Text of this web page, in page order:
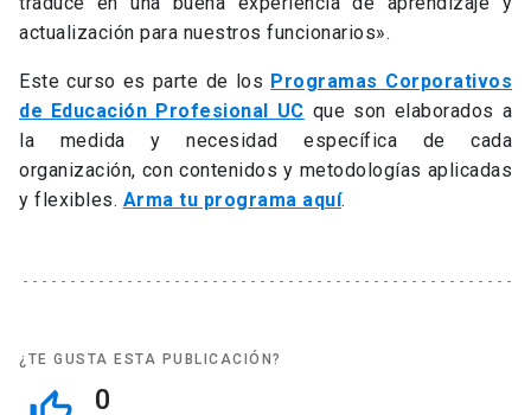
actualización para nuestros funcionarios».
Este curso es parte de los Programas Corporativos
de Educación Profesional UC que son elaborados a
la medida y necesidad específica de cada
organización, con contenidos y metodologías aplicadas
y flexibles. Arma tu programa aquí.
¿TE GUSTA ESTA PUBLICACIÓN?
0